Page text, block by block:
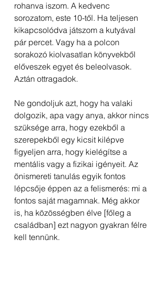
rohanva iszom. A kedvenc
sorozatom, este 10-től. Ha teljesen
kikapcsolódva játszom a kutyával
pár percet. Vagy ha a polcon
sorakozó kiolvasatlan könyvekből
előveszek egyet és beleolvasok.
Aztán ottragadok.
Ne gondoljuk azt, hogy ha valaki
dolgozik, apa vagy anya, akkor nincs
szüksége arra, hogy ezekből a
szerepekből egy kicsit kilépve
figyeljen arra, hogy kielégítse a
mentális vagy a fizikai igényeit. Az
önismereti tanulás egyik fontos
lépcsője éppen az a felismerés: mi a
fontos saját magamnak. Még akkor
is, ha közösségben élve [főleg a
családban] ezt nagyon gyakran félre
kell tennünk.